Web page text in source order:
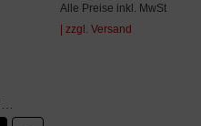
Alle Preise inkl. MwSt
| zzgl. Versand